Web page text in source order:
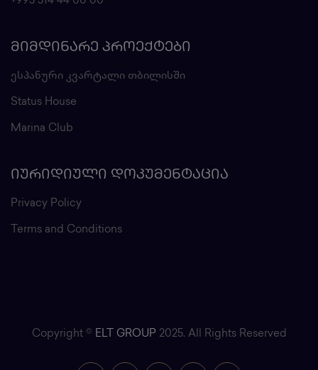
ᲛᲘᲛᲓᲘᲜᲐᲠᲔ ᲞᲠᲝᲔᲥᲢᲔᲑᲘ
ესპანური კვარტალი თბილისში
Status House
Marina Club
ᲘᲣᲠᲘᲓᲘᲣᲚᲘ ᲓᲝᲙᲣᲛᲔᲜᲢᲐᲪᲘᲐ
Privacy Policy
Terms and Conditions
Copyright © ELT GROUP 2025. All Rights Reserved